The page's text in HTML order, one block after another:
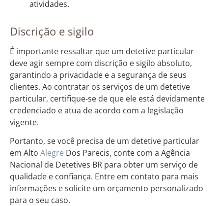
atividades.
Discrição e sigilo
É importante ressaltar que um detetive particular
deve agir sempre com discrição e sigilo absoluto,
garantindo a privacidade e a segurança de seus
clientes. Ao contratar os serviços de um detetive
particular, certifique-se de que ele está devidamente
credenciado e atua de acordo com a legislação
vigente.
Portanto, se você precisa de um detetive particular
em Alto Alegre Dos Parecis, conte com a Agência
Nacional de Detetives BR para obter um serviço de
qualidade e confiança. Entre em contato para mais
informações e solicite um orçamento personalizado
para o seu caso.